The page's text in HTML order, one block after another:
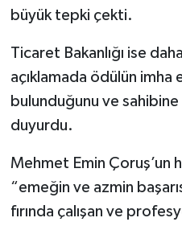
büyük tepki çekti.
Ticaret Bakanlığı ise
açıklamada ödülün
bulunduğunu ve
duyurdu.
Mehmet Emin Çoruş’un
“emeğin ve azmin
fırında çalışan ve